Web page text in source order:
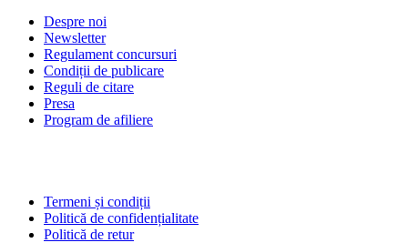
Despre noi
Newsletter
Regulament concursuri
Condiții de publicare
Reguli de citare
Presa
Program de afiliere
Termeni și condiții
Politică de confidențialitate
Politică de retur